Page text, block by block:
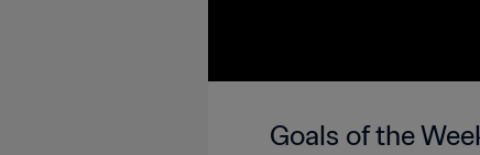
Goals of the